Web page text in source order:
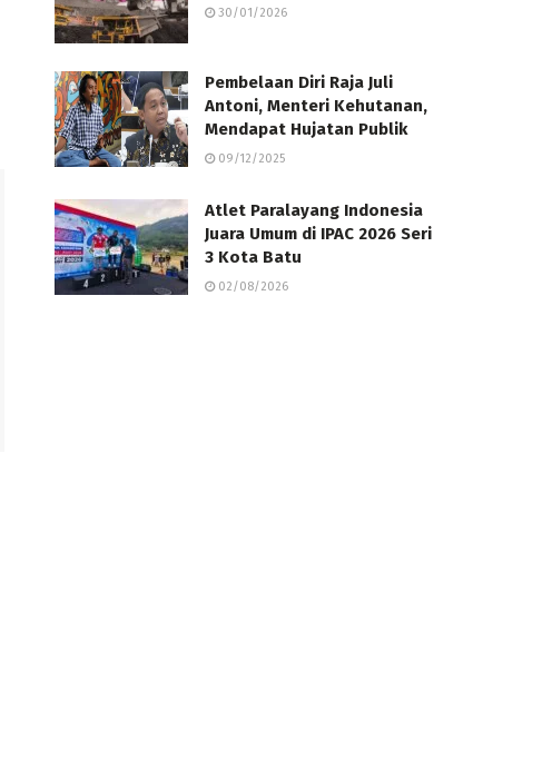
30/01/2026
Pembelaan Diri Raja Juli
Antoni, Menteri Kehutanan,
Mendapat Hujatan Publik
09/12/2025
Atlet Paralayang Indonesia
Juara Umum di IPAC 2026 Seri
3 Kota Batu
02/08/2026